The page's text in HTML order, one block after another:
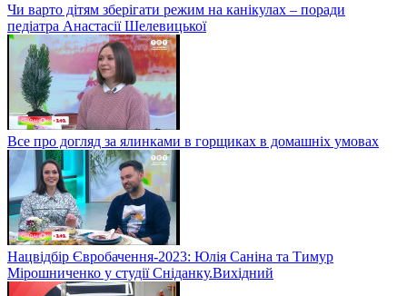
Чи варто дітям зберігати режим на канікулах – поради
педіатра Анастасії Шелевицької
Все про догляд за ялинками в горщиках в домашніх умовах
Нацвідбір Євробачення-2023: Юлія Саніна та Тимур
Мірошниченко у студії Сніданку.Вихідний